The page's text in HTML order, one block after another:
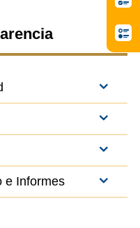
e Informes